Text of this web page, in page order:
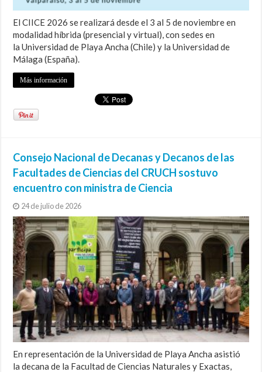
El CIICE 2026 se realizará desde el 3 al 5 de noviembre en
modalidad híbrida (presencial y virtual), con sedes en
la Universidad de Playa Ancha (Chile) y la Universidad de
Málaga (España).
Más información
Consejo Nacional de Decanas y Decanos de las
Facultades de Ciencias del CRUCH sostuvo
encuentro con ministra de Ciencia
24 de julio de 2026
En representación de la Universidad de Playa Ancha asistió
la decana de la Facultad de Ciencias Naturales y Exactas,